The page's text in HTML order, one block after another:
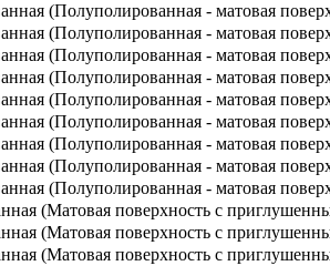
(Полуполированная - матовая
(Полуполированная - матовая
(Полуполированная - матовая
(Полуполированная - матовая
(Полуполированная - матовая
(Полуполированная - матовая
(Полуполированная - матовая
(Полуполированная - матовая
(Полуполированная - матовая
(Матовая поверхность с
(Матовая поверхность с
(Матовая поверхность с